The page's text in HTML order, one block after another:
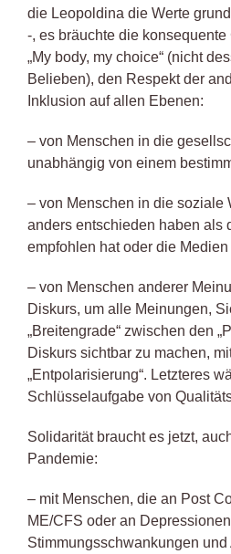
die Leopoldina die Werte
-, es bräuchte die
„My body, my choice“ (nicht
Belieben), den Respekt der
Inklusion auf allen Ebenen:
– von Menschen in die
unabhängig von einem
– von Menschen in die soziale
anders entschieden haben als
empfohlen hat oder die
– von Menschen anderer
Diskurs, um alle Meinungen,
„Breitengrade“ zwischen den
Diskurs sichtbar zu machen,
„Entpolarisierung“. Letzteres
Schlüsselaufgabe von
Solidarität braucht es jetzt,
Pandemie:
– mit Menschen, die an Post
ME/CFS oder an
Stimmungsschwankungen und